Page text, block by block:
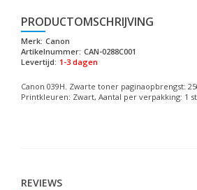
PRODUCTOMSCHRIJVING
Merk: Canon
Artikelnummer: CAN-0288C001
Levertijd: 1-3 dagen
Canon 039H. Zwarte toner paginaopbrengst:
Printkleuren: Zwart, Aantal per verpakking: 1
REVIEWS